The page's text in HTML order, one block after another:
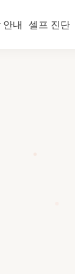
안내
셀프 진단